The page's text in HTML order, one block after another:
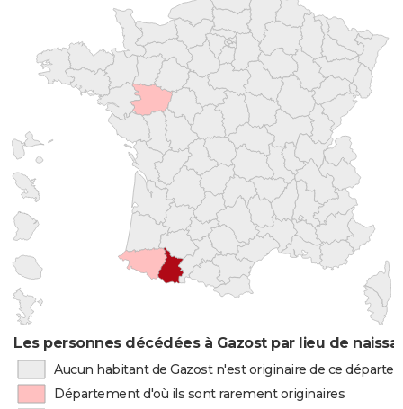
Les personnes décédées à Gazost par lieu de
Aucun habitant de Gazost n'est originaire de ce
Département d'où ils sont rarement originaires